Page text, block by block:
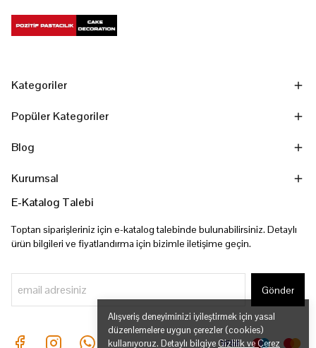
Alışveriş deneyiminizi iyileştirmek için yasal
düzenlemelere uygun çerezler (cookies)
kullanıyoruz. Detaylı bilgiye Gizlilik ve Çerez
Kategoriler
Popüler Kategoriler
Blog
Kurumsal
E-Katalog Talebi
Toptan siparişleriniz için e-katalog talebinde bulunabilirsiniz. Detaylı
ürün bilgileri ve fiyatlandırma için bizimle iletişime geçin.
Gönder